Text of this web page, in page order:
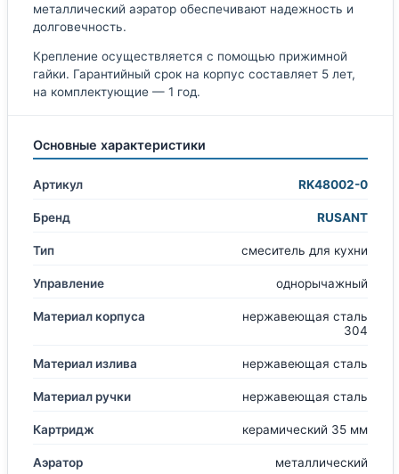
металлический аэратор обеспечивают надежность и
долговечность.
Крепление осуществляется с помощью прижимной
гайки. Гарантийный срок на корпус составляет 5 лет,
на комплектующие — 1 год.
Основные характеристики
Артикул RK48002-0
Бренд RUSANT
Тип смеситель для кухни
Управление однорычажный
Материал корпуса
нержавеющая сталь
304
Материал излива нержавеющая сталь
Материал ручки нержавеющая сталь
Картридж керамический 35 мм
Аэратор металлический